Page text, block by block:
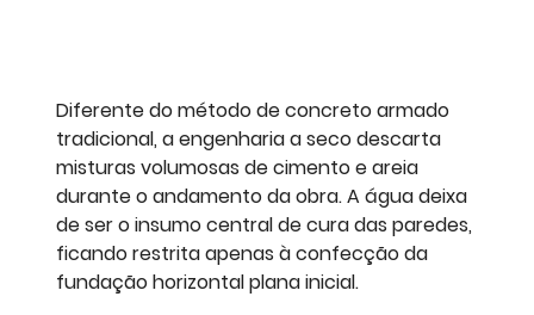
Diferente do método de concreto armado
tradicional, a engenharia a seco descarta
misturas volumosas de cimento e areia
durante o andamento da obra. A água deixa
de ser o insumo central de cura das paredes,
ficando restrita apenas à confecção da
fundação horizontal plana inicial.